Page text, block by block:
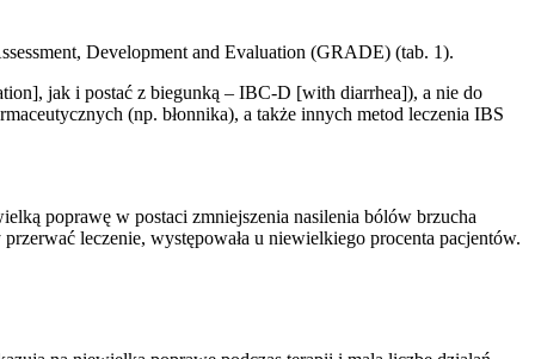
Development and Evaluation (GRADE) (tab. 1).
jak i postać z biegunką – IBC-D [with diarrhea]), a nie do
(np. błonnika), a także innych metod leczenia IBS
poprawę w postaci zmniejszenia nasilenia bólów brzucha
leczenie, występowała u niewielkiego procenta pacjentów.